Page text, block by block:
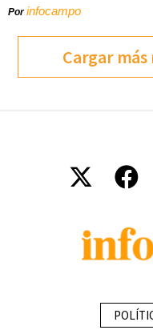
Porinfocampo
Cargar